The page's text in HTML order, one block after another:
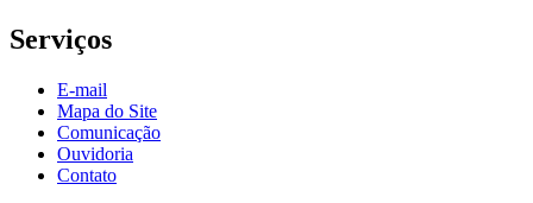
Serviços
E-mail
Mapa do Site
Comunicação
Ouvidoria
Contato